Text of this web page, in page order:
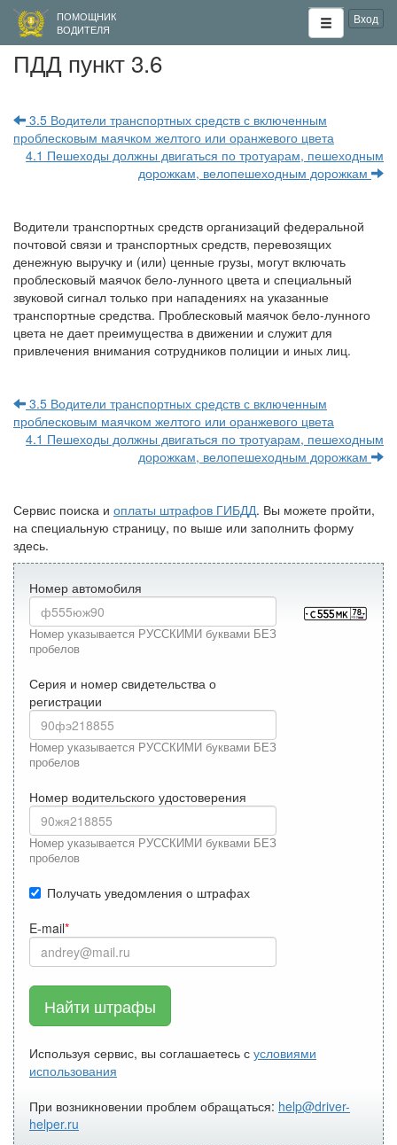
ПОМОЩНИК
ВОДИТЕЛЯ
Вход
ПДД пункт 3.6
3.5 Водители транспортных средств с включенным
проблесковым маячком желтого или оранжевого цвета
4.1 Пешеходы должны двигаться по тротуарам, пешеходным
дорожкам, велопешеходным дорожкам
Водители транспортных средств организаций федеральной
почтовой связи и транспортных средств, перевозящих
денежную выручку и (или) ценные грузы, могут включать
проблесковый маячок бело-лунного цвета и специальный
звуковой сигнал только при нападениях на указанные
транспортные средства. Проблесковый маячок бело-лунного
цвета не дает преимущества в движении и служит для
привлечения внимания сотрудников полиции и иных лиц.
3.5 Водители транспортных средств с включенным
проблесковым маячком желтого или оранжевого цвета
4.1 Пешеходы должны двигаться по тротуарам, пешеходным
дорожкам, велопешеходным дорожкам
Сервис поиска и оплаты штрафов ГИБДД. Вы можете пройти,
на специальную страницу, по выше или заполнить форму
здесь.
Номер автомобиля
Номер указывается РУССКИМИ буквами БЕЗ
пробелов
Серия и номер свидетельства о
регистрации
Номер указывается РУССКИМИ буквами БЕЗ
пробелов
Номер водительского удостоверения
Номер указывается РУССКИМИ буквами БЕЗ
пробелов
Получать уведомления о штрафах
E-mail
Найти штрафы
Используя сервис, вы соглашаетесь с условиями
использования
При возникновении проблем обращаться: help@driver-
helper.ru